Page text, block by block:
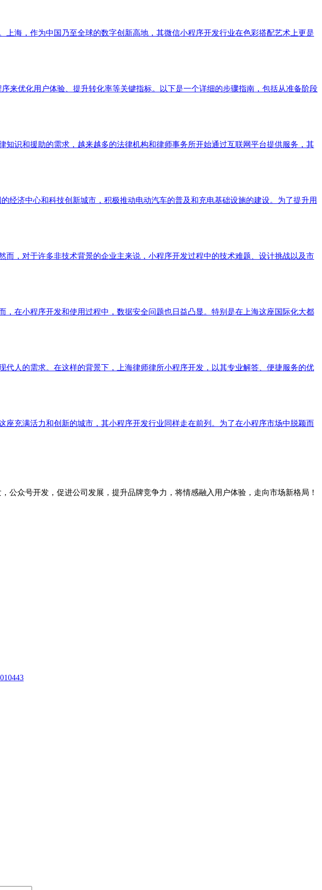
海，作为中国乃至全球的数字创新高地，其微信小程序开发行业在色彩搭配艺术上更是
来优化用户体验、提升转化率等关键指标。以下是一个详细的步骤指南，包括从准备阶段
识和援助的需求，越来越多的法律机构和律师事务所开始通过互联网平台提供服务，其
济中心和科技创新城市，积极推动电动汽车的普及和充电基础设施的建设。为了提升用
，对于许多非技术背景的企业主来说，小程序开发过程中的技术难题、设计挑战以及市
在小程序开发和使用过程中，数据安全问题也日益凸显。特别是在上海这座国际化大都
人的需求。在这样的背景下，上海律师律所小程序开发，以其专业解答、便捷服务的优
充满活力和创新的城市，其小程序开发行业同样走在前列。为了在小程序市场中脱颖而
众号开发，促进公司发展，提升品牌竞争力，将情感融入用户体验，走向市场新格局！